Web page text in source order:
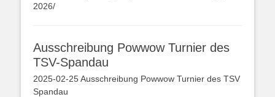
2026/
Ausschreibung Powwow Turnier des
TSV-Spandau
2025-02-25 Ausschreibung Powwow Turnier des TSV
Spandau